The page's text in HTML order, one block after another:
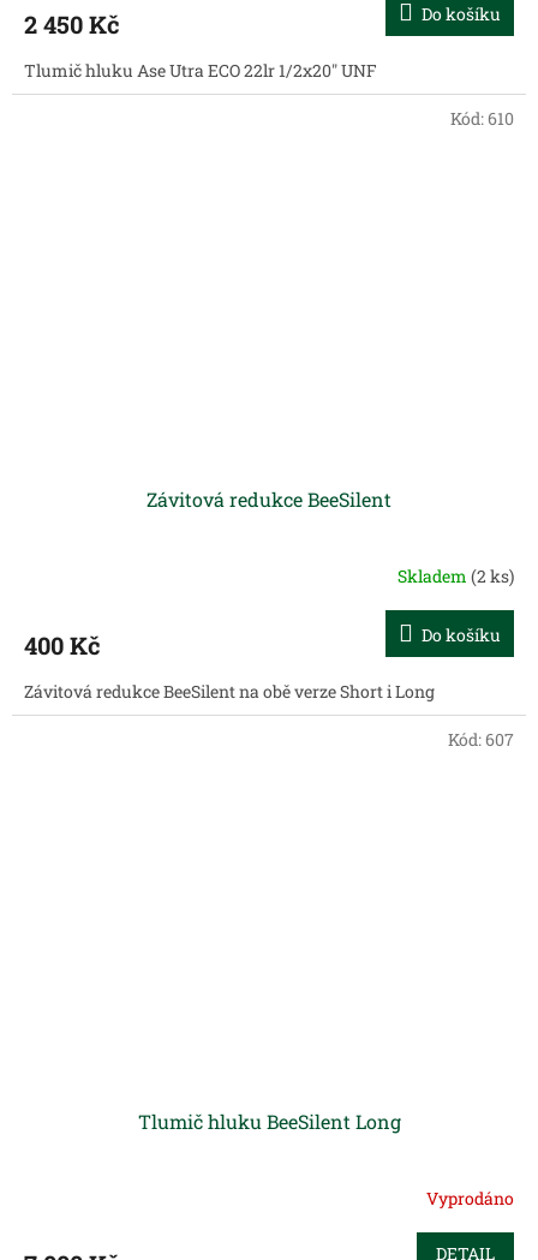
2 450 Kč Do košíku
Tlumič hluku Ase Utra ECO 22lr 1/2x20" UNF
Závitová redukce BeeSilent
Skladem (2 ks)
400 Kč Do košíku
Závitová redukce BeeSilent na obě verze Short i Long
Kód:610
Tlumič hluku BeeSilent Long
Vyprodáno
DETAIL
Kód:607